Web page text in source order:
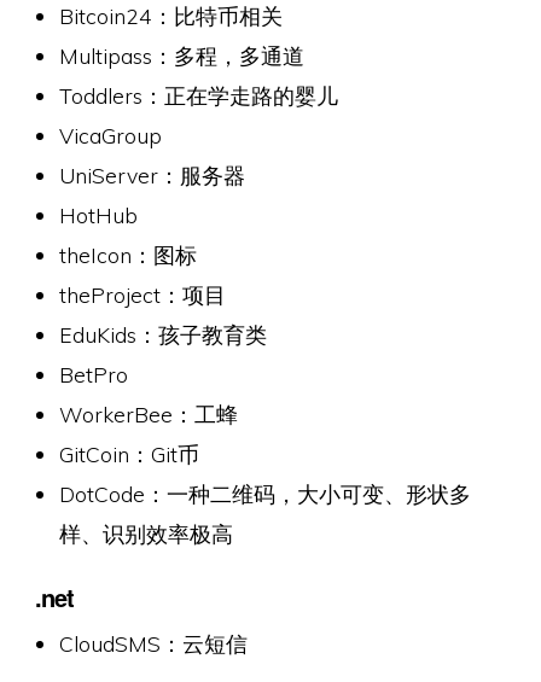
Bitcoin24：比特币相关
Multipass：多程，多通道
Toddlers：正在学走路的婴儿
VicaGroup
UniServer：服务器
HotHub
theIcon：图标
theProject：项目
EduKids：孩子教育类
BetPro
WorkerBee：工蜂
GitCoin：Git币
DotCode：一种二维码，大小可变、形状多
样、识别效率极高
.net
CloudSMS：云短信